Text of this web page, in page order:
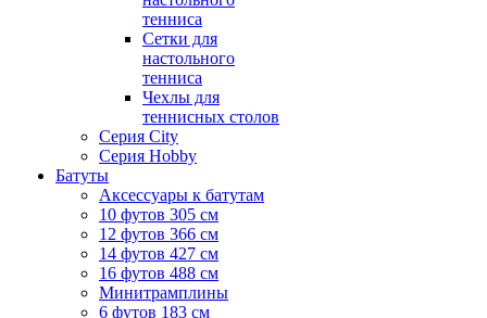
тенниса
Сетки для
настольного
тенниса
Чехлы для
теннисных столов
Серия City
Серия Hobby
Батуты
Аксессуары к батутам
10 футов 305 см
12 футов 366 см
14 футов 427 см
16 футов 488 см
Минитрамплины
6 футов 183 см